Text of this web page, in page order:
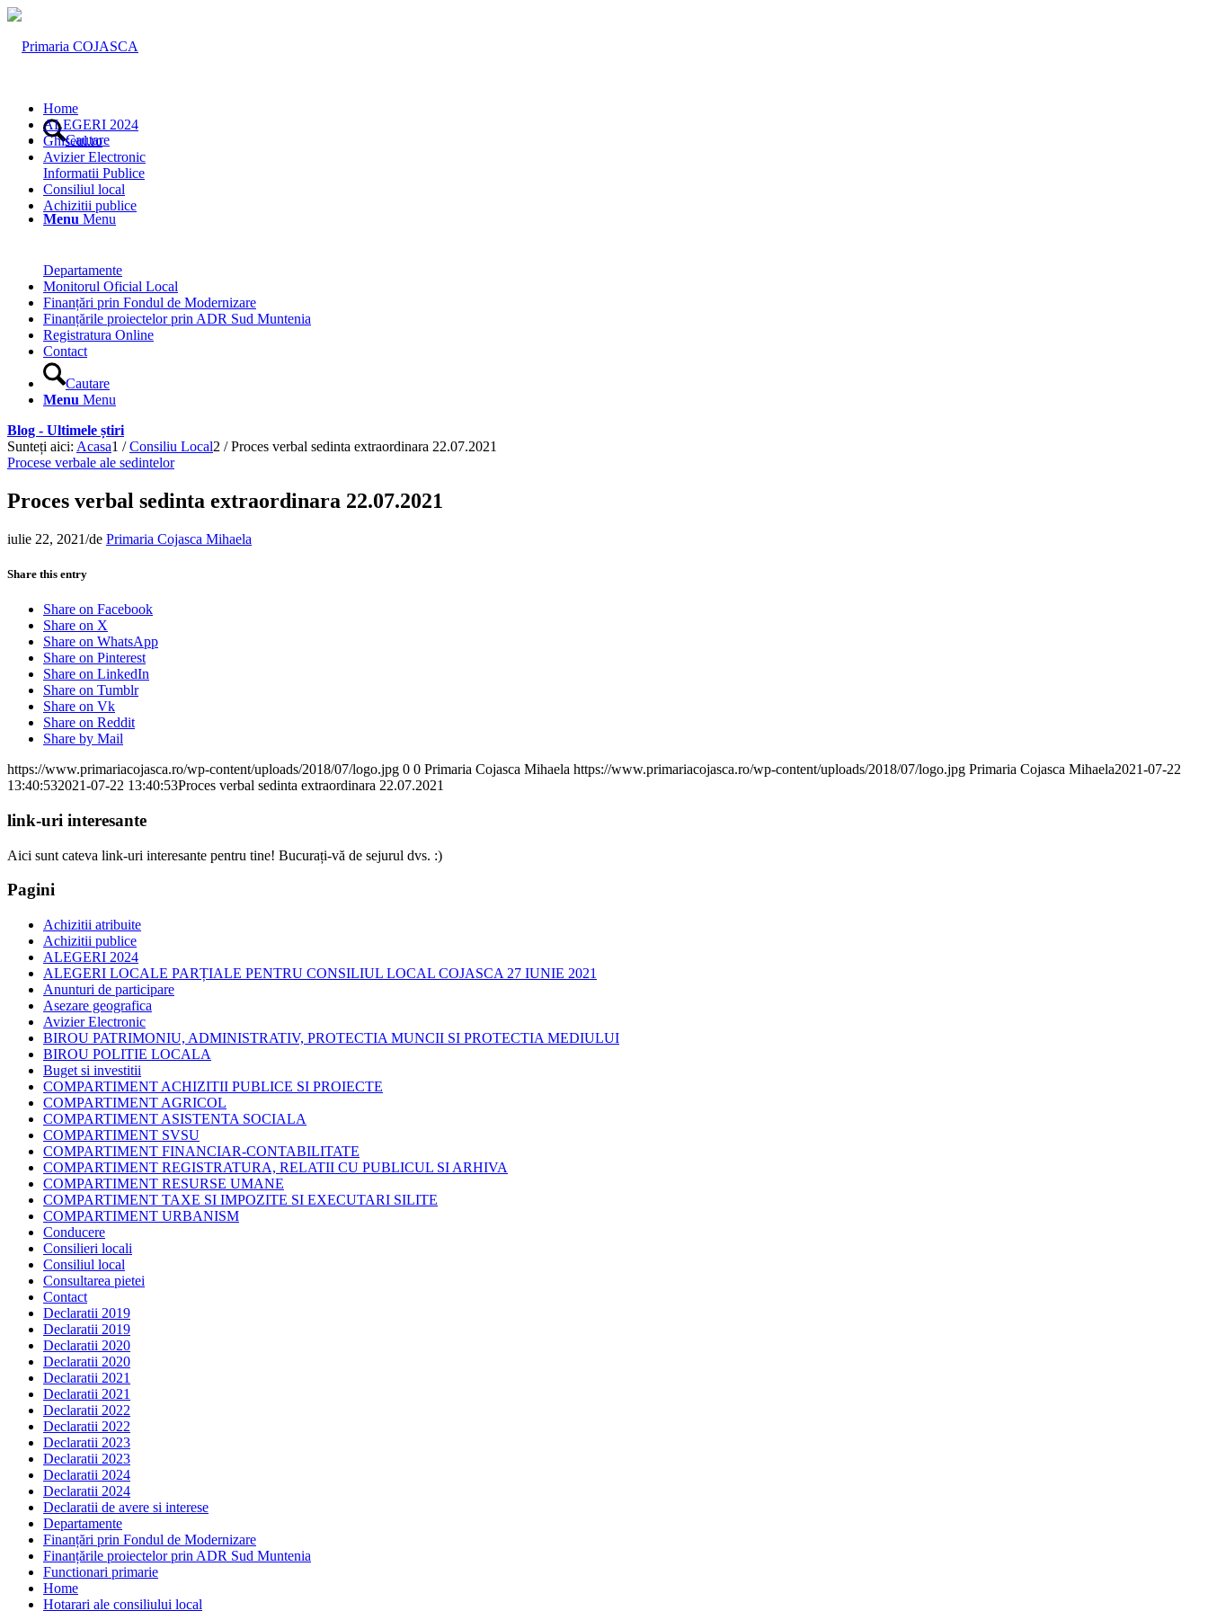
Cautare
Menu Menu
Home
ALEGERI 2024
Ghiseul.ro
Avizier Electronic
Informatii Publice
Consiliul local
Achizitii publice
Departamente
Monitorul Oficial Local
Finanțări prin Fondul de Modernizare
Finanțările proiectelor prin ADR Sud Muntenia
Registratura Online
Contact
Cautare
Menu Menu
Blog - Ultimele știri
Sunteți aici: Acasa1 / Consiliu Local2 / Proces verbal sedinta extraordinara 22.07.2021
Procese verbale ale sedintelor
Proces verbal sedinta extraordinara 22.07.2021
iulie 22, 2021/de Primaria Cojasca Mihaela
Share this entry
Share on Facebook
Share on X
Share on WhatsApp
Share on Pinterest
Share on LinkedIn
Share on Tumblr
Share on Vk
Share on Reddit
Share by Mail
https://www.primariacojasca.ro/wp-content/uploads/2018/07/logo.jpg 0 0 Primaria Cojasca Mihaela https://www.primariacojasca.ro/wp-content/uploads/2018/07/logo.jpg Primaria Cojasca Mihaela2021-07-22
13:40:532021-07-22 13:40:53Proces verbal sedinta extraordinara 22.07.2021
link-uri interesante
Aici sunt cateva link-uri interesante pentru tine! Bucurați-vă de sejurul dvs. :)
Pagini
Achizitii atribuite
Achizitii publice
ALEGERI 2024
ALEGERI LOCALE PARȚIALE PENTRU CONSILIUL LOCAL COJASCA 27 IUNIE 2021
Anunturi de participare
Asezare geografica
Avizier Electronic
BIROU PATRIMONIU, ADMINISTRATIV, PROTECTIA MUNCII SI PROTECTIA MEDIULUI
BIROU POLITIE LOCALA
Buget si investitii
COMPARTIMENT ACHIZITII PUBLICE SI PROIECTE
COMPARTIMENT AGRICOL
COMPARTIMENT ASISTENTA SOCIALA
COMPARTIMENT SVSU
COMPARTIMENT FINANCIAR-CONTABILITATE
COMPARTIMENT REGISTRATURA, RELATII CU PUBLICUL SI ARHIVA
COMPARTIMENT RESURSE UMANE
COMPARTIMENT TAXE SI IMPOZITE SI EXECUTARI SILITE
COMPARTIMENT URBANISM
Conducere
Consilieri locali
Consiliul local
Consultarea pietei
Contact
Declaratii 2019
Declaratii 2019
Declaratii 2020
Declaratii 2020
Declaratii 2021
Declaratii 2021
Declaratii 2022
Declaratii 2022
Declaratii 2023
Declaratii 2023
Declaratii 2024
Declaratii 2024
Declaratii de avere si interese
Departamente
Finanțări prin Fondul de Modernizare
Finanțările proiectelor prin ADR Sud Muntenia
Functionari primarie
Home
Hotarari ale consiliului local